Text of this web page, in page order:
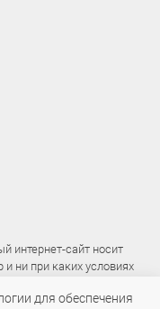
интернет-сайт носит
ни при каких условиях
для обеспечения